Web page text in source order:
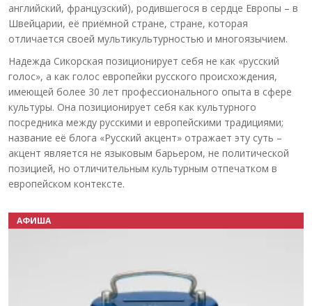
английский, французский), родившегося в сердце Европы – в
Швейцарии, её приёмной стране, стране, которая
отличается своей мультикультурностью и многоязычием.
Надежда Сикорская позиционирует себя не как «русский
голос», а как голос европейки русского происхождения,
имеющей более 30 лет профессионального опыта в сфере
культуры. Она позиционирует себя как культурного
посредника между русскими и европейскими традициями;
название её блога «Русский акцент» отражает эту суть –
акцент является не языковым барьером, не политической
позицией, но отличительным культурным отпечатком в
европейском контексте.
АФИША